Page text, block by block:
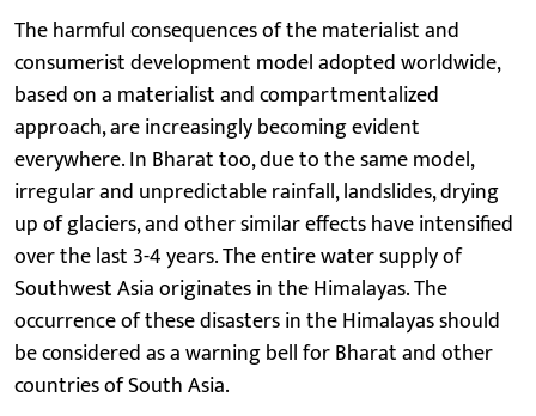
The harmful consequences of the materialist and
consumerist development model adopted worldwide,
based on a materialist and compartmentalized
approach, are increasingly becoming evident
everywhere. In Bharat too, due to the same model,
irregular and unpredictable rainfall, landslides, drying
up of glaciers, and other similar effects have intensified
over the last 3-4 years. The entire water supply of
Southwest Asia originates in the Himalayas. The
occurrence of these disasters in the Himalayas should
be considered as a warning bell for Bharat and other
countries of South Asia.